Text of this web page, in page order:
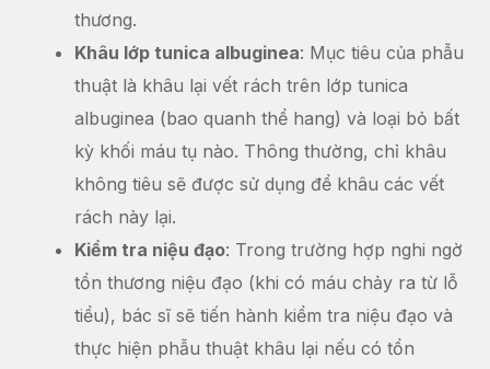
thương.
Khâu lớp tunica albuginea: Mục tiêu của phẫu
thuật là khâu lại vết rách trên lớp tunica
albuginea (bao quanh thể hang) và loại bỏ bất
kỳ khối máu tụ nào. Thông thường, chỉ khâu
không tiêu sẽ được sử dụng để khâu các vết
rách này lại.
Kiểm tra niệu đạo: Trong trường hợp nghi ngờ
tổn thương niệu đạo (khi có máu chảy ra từ lỗ
tiểu), bác sĩ sẽ tiến hành kiểm tra niệu đạo và
thực hiện phẫu thuật khâu lại nếu có tổn